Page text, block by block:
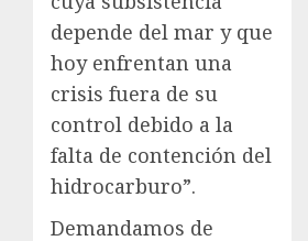
depende del mar y que
hoy enfrentan una
crisis fuera de su
control debido a la
falta de contención del
hidrocarburo”.
Demandamos de